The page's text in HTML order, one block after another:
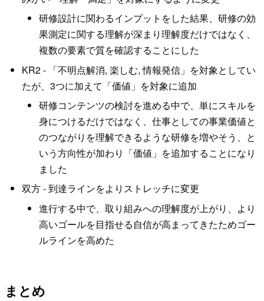
研修設計に関わるインプットをした結果、研修の効
果測定に関する理解が深まり理解度だけではなく、
複数の要素で質を確認することにした
KR2 - 「不明点解消, 楽しむ, 情報発信」を対象としてい
たが、3つに加えて「価値」を対象に追加
研修コンテンツの検討を進める中で、単にスキルを
身につけるだけではなく、仕事としての事業価値と
のつながりを理解できるような研修を増やそう、と
いう方向性が加わり「価値」を追加することになり
ました
双方 - 到達ラインをよりストレッチに変更
進行する中で、取り組みへの理解度が上がり、より
高いゴールを目指せる自信が高まってきたためゴー
ルラインを高めた
まとめ